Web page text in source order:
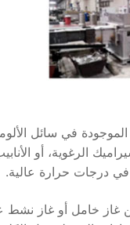
في سائل
الرغوية، أو
في درجات حرارة عالية.
خامل أو غاز نشط